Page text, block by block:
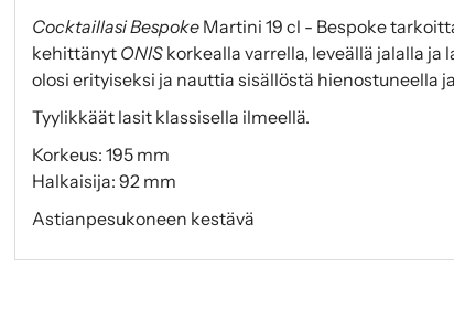
Cocktaillasi BespokeMartini 19 cl - Bespoke
kehittänyt ONIS korkealla varrella, leveällä jalalla
olosi erityiseksi ja nauttia sisällöstä hienostuneella
Tyylikkäät lasit klassisella ilmeellä.
Korkeus: 195 mm
Halkaisija: 92 mm
Astianpesukoneen kestävä